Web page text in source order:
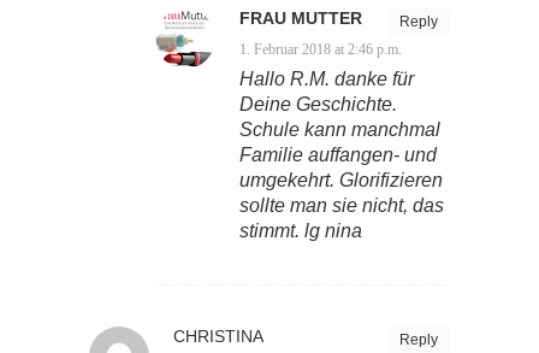
Reply
FRAU MUTTER
1. Februar 2018 at 2:46 p.m.
Hallo R.M. danke für
Deine Geschichte.
Schule kann manchmal
Familie auffangen- und
umgekehrt. Glorifizieren
sollte man sie nicht, das
stimmt. lg nina
Reply
CHRISTINA